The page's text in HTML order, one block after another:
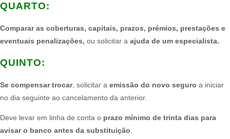
QUARTO:​
Comparar as coberturas, capitais, prazos, prémios, prestações e
eventuais penalizações, ou solicitar a ajuda de um especialista.
QUINTO:​
Se compensar trocar, solicitar a emissão do novo seguro a iniciar
no dia seguinte ao cancelamento da anterior.
Deve levar em linha de conta o prazo mínimo de trinta dias para
avisar o banco antes da substituição